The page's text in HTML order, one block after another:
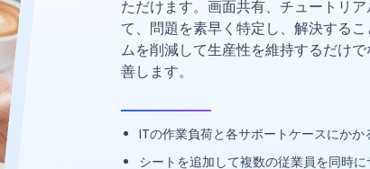
ただけます。画面共有、チュートリ
て、問題を素早く特定し、解決する
ムを削減して生産性を維持するだけ
善します。
ITの作業負荷と各サポートケースにかか
シートを追加して複数の従業員を同時